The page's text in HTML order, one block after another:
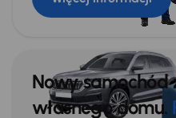
Nowy samochód
własnego domu.